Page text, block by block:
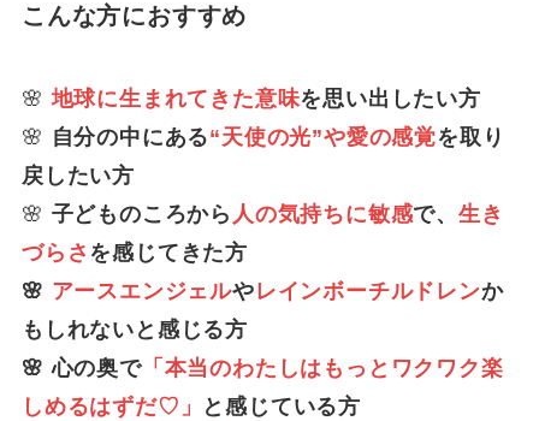
こんな方におすすめ
🌸 地球に生まれてきた意味を思い出したい方
🌸 自分の中にある“天使の光”や愛の感覚を取り
戻したい方
🌸 子どものころから 人の気持ちに敏感で、生き
づらさ を感じてきた方
🌸 アースエンジェルやレインボーチルドレンか
もしれないと感じる方
🌸 心の奥で「本当のわたしはもっとワクワク楽
しめるはずだ♡」
と感じている方